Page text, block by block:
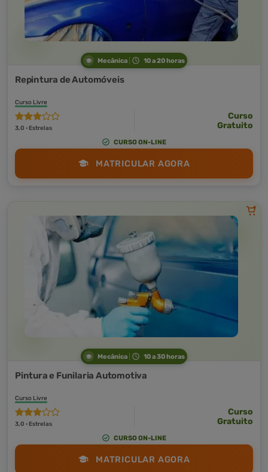
Mecânica 10 a 20 horas
Repintura de Automóveis
Curso Livre
3,0 · Estrelas
Curso
Gratuito
CURSO ON-LINE
MATRICULAR AGORA
Mecânica 10 a 30 horas
Pintura e Funilaria Automotiva
Curso Livre
3,0 · Estrelas
Curso
Gratuito
CURSO ON-LINE
MATRICULAR AGORA